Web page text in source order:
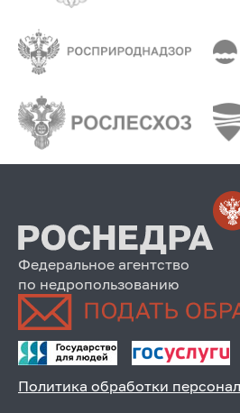
Федеральное агентство
по недропользованию
Политика обработки